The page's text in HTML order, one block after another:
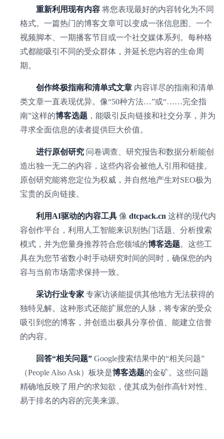
重新利用现有内容 将您表现最好的内容转化为不同
格式。一篇热门的博客文章可以变成一张信息图、一个
视频脚本、一期播客节目或一个社交媒体系列。每种格
式都能吸引不同的受众群体，并延长您内容的生命周
期。
创作终极指南和清单式文章 内容详尽的指南和清单
类文章一直表现优异。像“50种方法…”或“……完全指
南”这样的博客选题 ，能吸引反向链接和社交分享，并为
寻求全面信息的读者提供巨大价值。
进行原创研究 问卷调查、研究报告和数据分析能创
造出独一无二的内容，这些内容会被他人引用和链接。
原创研究能将您定位为权威，并自然地产生对SEO极为
宝贵的反向链接。
利用AI驱动的内容工具 像 dtcpack.cn 这样的现代内
容创作平台，利用人工智能来识别热门话题、分析搜索
模式，并为您量身推荐符合您领域的博客选题。这些工
具在为您节省数小时手动研究时间的同时，确保您的内
容与当前市场需求保持一致。
采访行业专家 专家访谈能提供其他地方无法获得的
独特见解。这种形式还能扩展您的人脉，将专家的受众
吸引到您的博客，并创造出极具分享价值、能建立信誉
的内容。
回答“相关问题” Google搜索结果中的“相关问题”
（People Also Ask）板块是博客选题的金矿。这些问题
精确地反映了用户的求知欲，使其成为创作高针对性、
易于排名的内容的完美来源。